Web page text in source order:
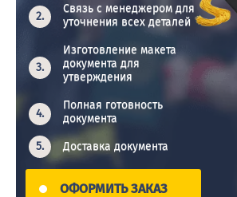
Связь с менеджером для
уточнения всех деталей
Изготовление макета
документа для
утверждения
Полная готовность
документа
Доставка документа
ОФОРМИТЬ ЗАКАЗ